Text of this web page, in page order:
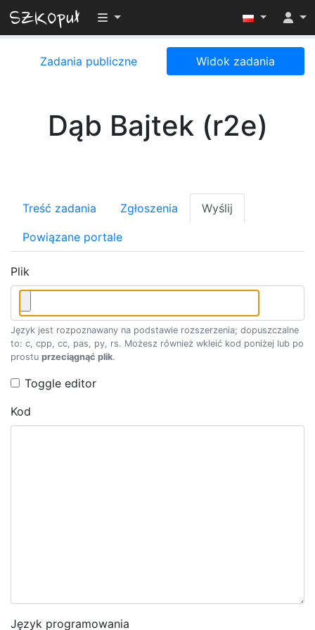
Przełącz widoczność menu
Zadania publiczne Widok zadania
Dąb Bajtek (r2e)
Treść zadania Zgłoszenia Wyślij
Powiązane portale
Plik
Język jest rozpoznawany na podstawie rozszerzenia; dopuszczalne
to: c, cpp, cc, pas, py, rs. Możesz również wkleić kod poniżej lub po
prostu przeciągnąć plik.
Toggle editor
Kod
Język programowania